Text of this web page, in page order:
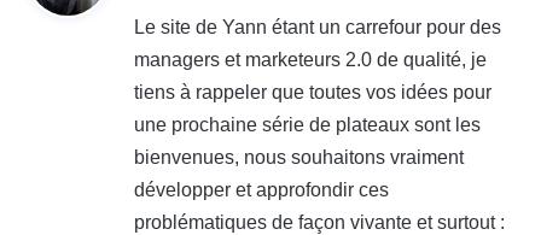
Le site de Yann étant un carrefour pour des
managers et marketeurs 2.0 de qualité, je
tiens à rappeler que toutes vos idées pour
une prochaine série de plateaux sont les
bienvenues, nous souhaitons vraiment
développer et approfondir ces
problématiques de façon vivante et surtout :